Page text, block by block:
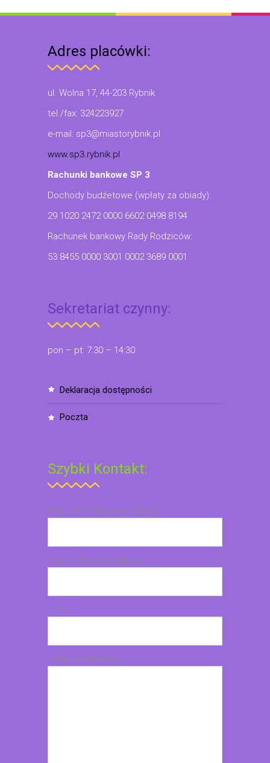
Adres placówki:
ul. Wolna 17, 44-203 Rybnik
tel./fax: 324223927
e-mail: sp3@miastorybnik.pl
www.sp3.rybnik.pl
Rachunki bankowe SP 3
Dochody budżetowe (wpłaty za obiady):
29 1020 2472 0000 6602 0498 8194
Rachunek bankowy Rady Rodziców:
53 8455 0000 3001 0002 3689 0001
Sekretariat czynny:
pon – pt: 7:30 – 14:30
deklaracja dostępności
poczta
Szybki Kontakt:
Imię i nazwisko (wymagane)
Twój email (wymagane)
Temat
Treść wiadomości